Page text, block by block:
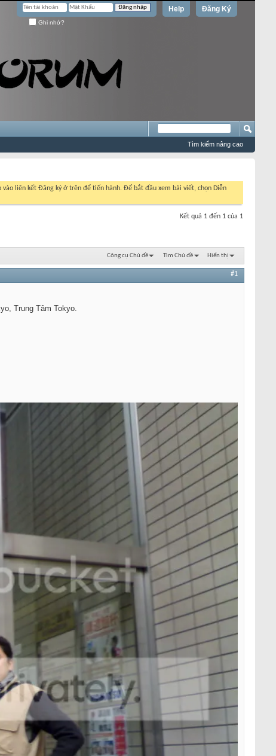
Đăng Ký
Help
Ghi nhớ?
Tìm kiếm nâng cao
liên kết Đăng ký ở trên để tiến hành. Để bắt đầu xem bài viết, chọn Diễn
Kết quả 1 đến 1 của 1
Công cụ Chủ đề Tìm Chủ đề Hiển thị
#1
Trung Tâm Tokyo.